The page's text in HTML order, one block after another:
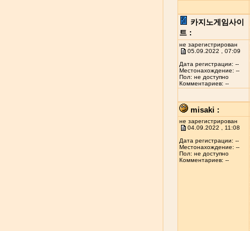
카지노게임사이
트 :
не зарегистрирован
05.09.2022 , 07:09
Дата регистрации: --
Местонахождение: --
Пол: не доступно
Комментариев: --
misaki :
не зарегистрирован
04.09.2022 , 11:08
Дата регистрации: --
Местонахождение: --
Пол: не доступно
Комментариев: --